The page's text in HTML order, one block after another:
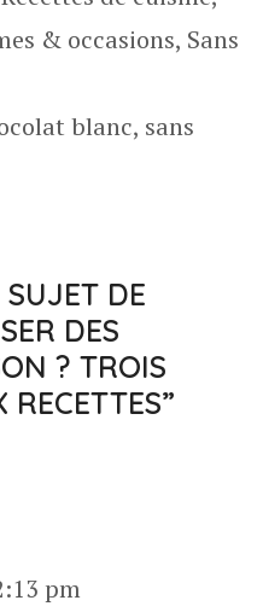
& occasions, Sans
blanc, sans
DE
DES
? TROIS
RECETTES”
pm